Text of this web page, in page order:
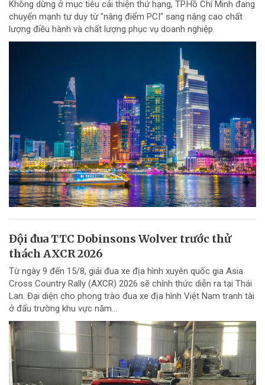
Không dừng ở mục tiêu cải thiện thứ hạng, TP.Hồ Chí Minh đang
chuyển mạnh tư duy từ "nâng điểm PCI" sang nâng cao chất
lượng điều hành và chất lượng phục vụ doanh nghiệp.
Đội đua TTC Dobinsons Wolver trước thử
thách AXCR 2026
Từ ngày 9 đến 15/8, giải đua xe địa hình xuyên quốc gia Asia
Cross Country Rally (AXCR) 2026 sẽ chính thức diễn ra tại Thái
Lan. Đại diện cho phong trào đua xe địa hình Việt Nam tranh tài
ở đấu trường khu vực năm...